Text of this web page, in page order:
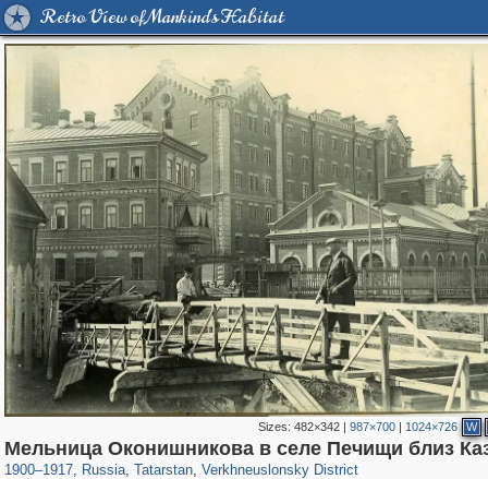
Retro View of Mankind's Habitat
Sizes: 482×342| 987×700| 1024×726 W
Мельница Оконишникова в селе Печищи близ
1900–1917, Russia
1,407,265 29,248
, Tatarstan
16,583 179
, Verkhneuslonsky District
296 2